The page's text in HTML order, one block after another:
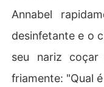
Annabel
desinfetante e o
seu nariz
friamente: "Qual